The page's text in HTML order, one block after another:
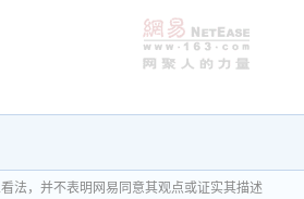
法，并不表明网易同意其观点或证实其描述